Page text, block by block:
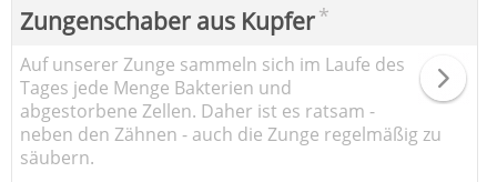
Zungenschaber aus Kupfer*
Auf unserer Zunge sammeln sich im Laufe des
Tages jede Menge Bakterien und
abgestorbene Zellen. Daher ist es ratsam -
neben den Zähnen - auch die Zunge regelmäßig zu
säubern.